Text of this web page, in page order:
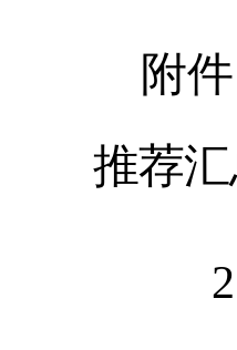
附件
推荐汇